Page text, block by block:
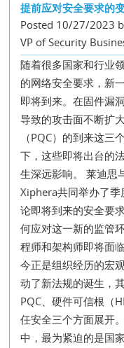
提前应对安全要求的
Posted 10/27/2023
VP of Security
随着很多国家和行业
的网络安全要求，新
即将到来。在固件漏
导致的攻击面不断扩
（PQC）的到来这三
下，这些即将出台的
生深远影响。 莱迪思
Xiphera共同举办了
论即将到来的安全要
何应对这一新的监管
程师和架构师即将面
今正是组织经历的宏
动了新法规的诞生，
PQC、硬件可信根（
任安全三个方面展开
中，最为紧迫的是国